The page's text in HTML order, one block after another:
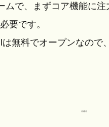
ムで、まずコア機能に
要です。
無料でオープンなの